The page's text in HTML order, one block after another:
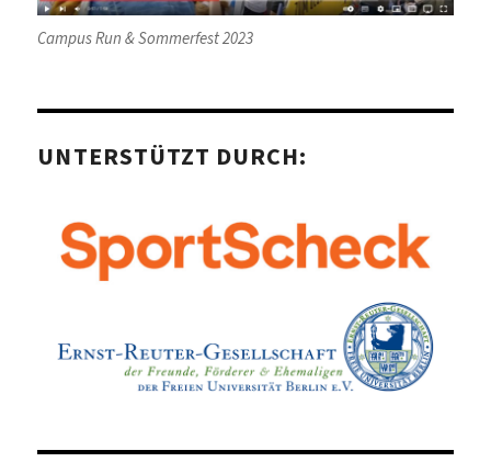
Campus Run & Sommerfest 2023
UNTERSTÜTZT DURCH: